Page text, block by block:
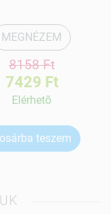
MEGNÉZEM
8158 Ft
7429 Ft
Elérhetõ
teszem